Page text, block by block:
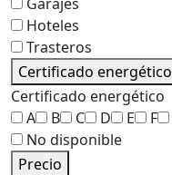
Hoteles
Trasteros
Certificado energético
Certificado energético
A
B C D E F
No disponible
Precio